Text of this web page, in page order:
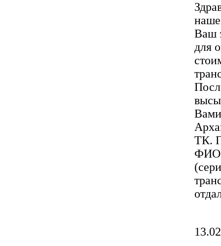
Ваш
для
ТК.
ФИО